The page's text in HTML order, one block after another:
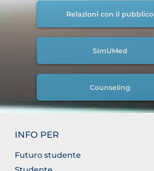
Relazioni con il pubblico
SimUMed
Counseling
INFO PER
Futuro studente